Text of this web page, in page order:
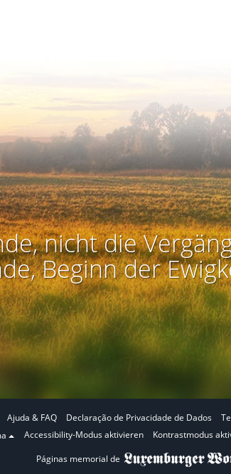
nicht die
Beginn der
Ajuda & FAQ Declaração de Privacidade de Dados
N
Accessibility-Modus aktivieren
N
m
Kontrastmodus
Páginas memorial de